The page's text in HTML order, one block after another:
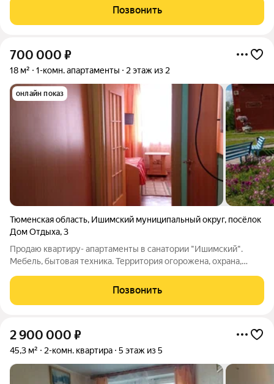
этаже в 2 этажном доме. Имеет застекленный балкон,
выходящий окнами на старицу Ишим, а так
Позвонить
700 000 ₽
18 м² 1-комн. апартаменты 2 этаж из 2
онлайн показ
Тюменская область, Ишимский муниципальный округ, посёлок
Дом Отдыха,3
Продаю квартиру- апартаменты в санатории "Ишимский".
Мебель, бытовая техника. Территория огорожена, охрана,
сосновый бор, парковая зона, детская площадка, спортивные
корты и сооружения. Бильярд,
Позвонить
2 900 000 ₽
45,3 м² 2-комн. квартира 5 этаж из 5